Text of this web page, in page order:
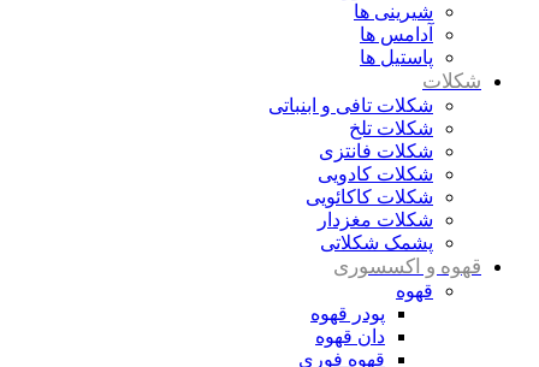
شیرینی ها
آدامس ها
پاستیل ها
شکلات
شکلات تافی و ابنباتی
شکلات تلخ
شکلات فانتزی
شکلات کادویی
شکلات کاکائویی
شکلات مغزدار
پشمک شکلاتی
قهوه و اکسسوری
قهوه
پودر قهوه
دان قهوه
قهوه فوری